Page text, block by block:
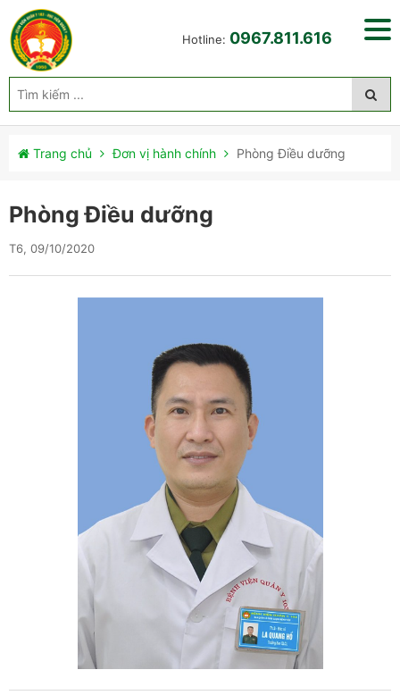
Hotline: 0967.811.616
Trang chủ Đơn vị hành chính Phòng Điều dưỡng
Phòng Điều dưỡng
T6, 09/10/2020